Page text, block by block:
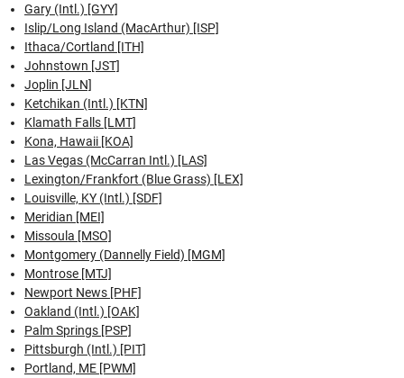
Gary (Intl.) [GYY]
Islip/Long Island (MacArthur) [ISP]
Ithaca/Cortland [ITH]
Johnstown [JST]
Joplin [JLN]
Ketchikan (Intl.) [KTN]
Klamath Falls [LMT]
Kona, Hawaii [KOA]
Las Vegas (McCarran Intl.) [LAS]
Lexington/Frankfort (Blue Grass) [LEX]
Louisville, KY (Intl.) [SDF]
Meridian [MEI]
Missoula [MSO]
Montgomery (Dannelly Field) [MGM]
Montrose [MTJ]
Newport News [PHF]
Oakland (Intl.) [OAK]
Palm Springs [PSP]
Pittsburgh (Intl.) [PIT]
Portland, ME [PWM]